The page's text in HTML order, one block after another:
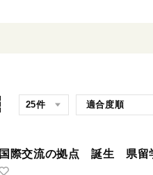
国際交流の拠点 誕生 県